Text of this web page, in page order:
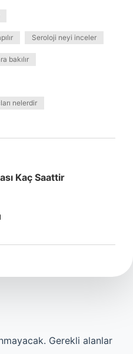
Seroloji neyi inceler
bakılır
nelerdir
Kaç Saattir
Gerekli alanlar